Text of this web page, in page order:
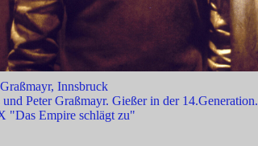
Innsbruck
und Peter Graßmayr. Gießer in der 14.Generation.
"Das Empire schlägt zu"